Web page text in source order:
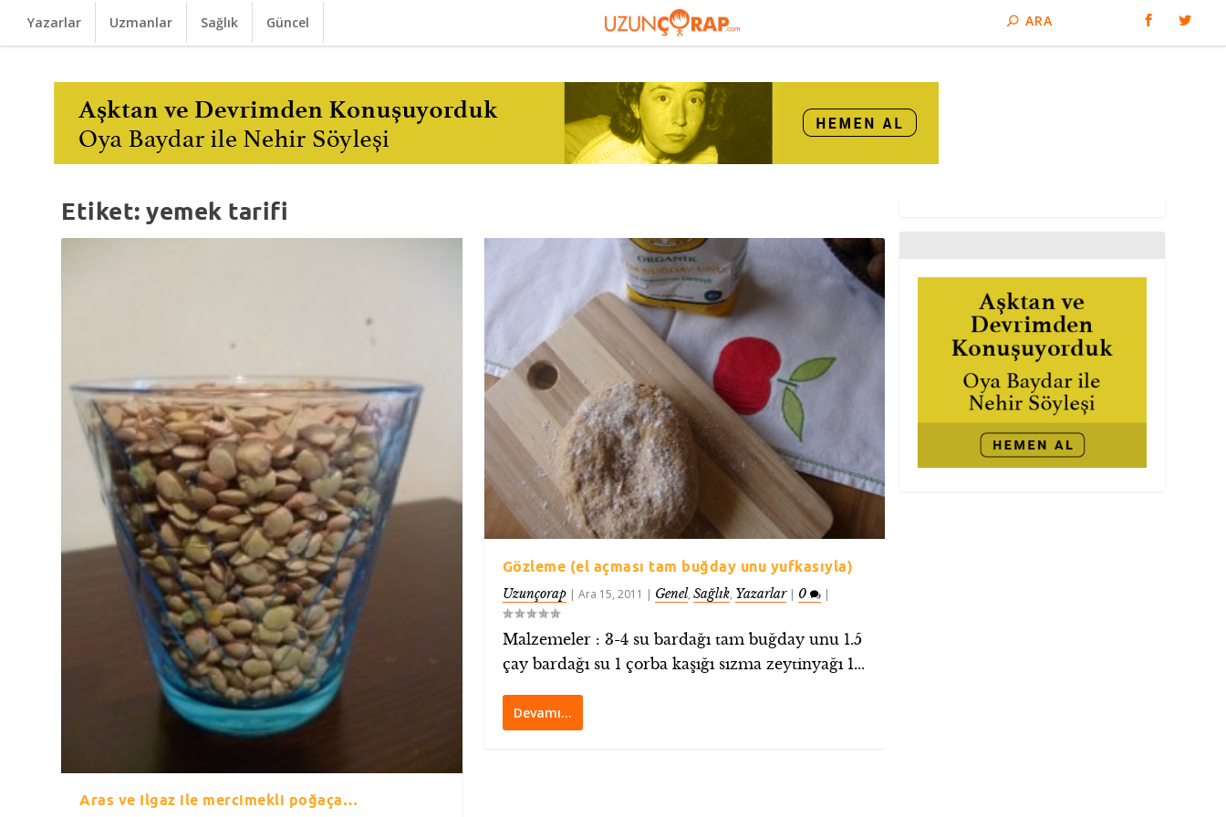
Yazarlar Uzmanlar Sağlık Güncel
Etiket:yemek tarifi
Aras ve Ilgaz ile mercimekli poğaça…
Gözleme (el açması tam buğday unu yufkasıyla)
Uzunçorap| Ara 15, 2011 | Genel, Sağlık, Yazarlar| 0 |
Malzemeler : 3-4 su bardağı tam buğday unu 1.5
çay bardağı su 1 çorba kaşığı sızma zeytinyağı 1...
Devamı…